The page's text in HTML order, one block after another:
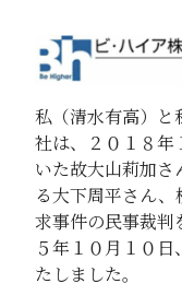
私（清水有高）と
社は、２０１８年
いた故大山莉加さ
る大下周平さん
求事件の民事裁判
５年１０月１０
たしました。